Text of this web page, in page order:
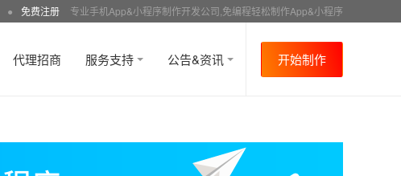
● 免费注册 专业手机App&小程序制作开发公司,免编程轻松制作App&小程序
代理招商 服务支持 公告&资讯 开始制作